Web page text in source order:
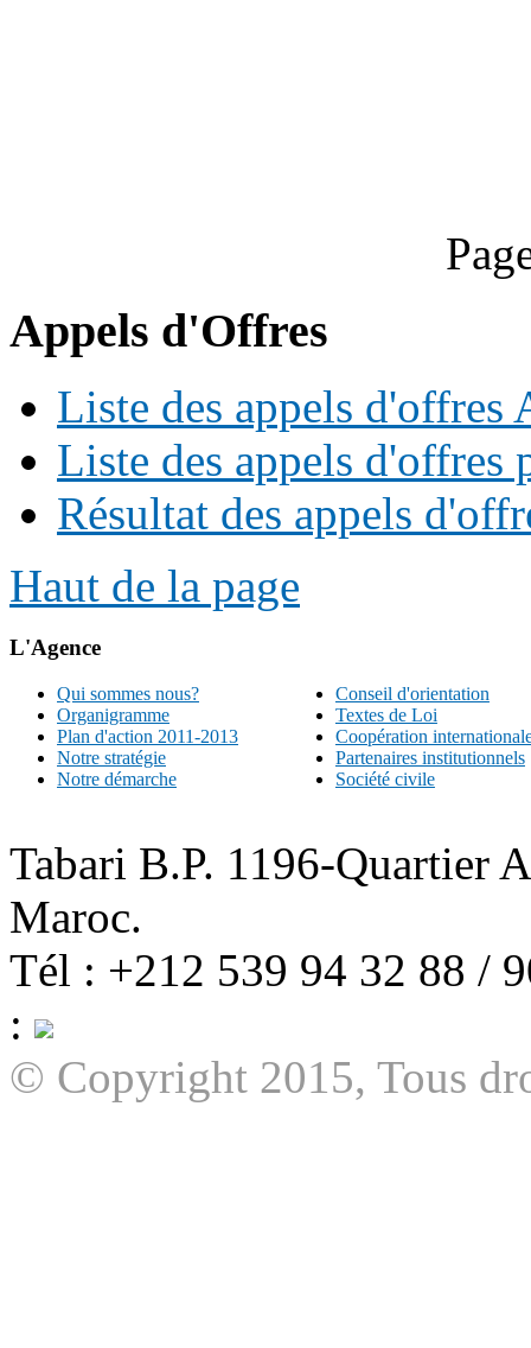
Appels d'Offres
Liste des appels d'offres
Liste des appels d'offres
Résultat des appels
Haut de la page
L'Agence
Qui sommes nous?
Organigramme
Plan d'action 2011-2013
Notre stratégie
Notre démarche
Conseil d'orientation
Textes de Loi
Coopération
Partenaires institutionnels
Société civile
Tabari B.P. 1196-Quartier
Maroc.
Tél : +212 539 94 32 88 /
:
© Copyright 2015, Tous